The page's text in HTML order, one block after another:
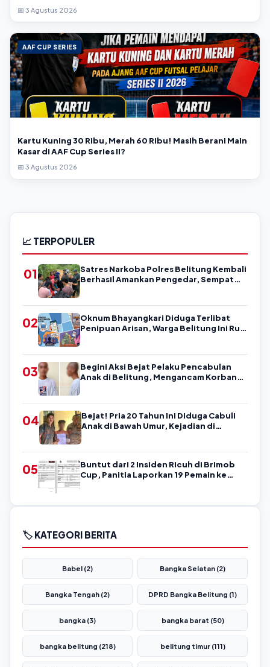
📅 3 Agustus 2026
AAF CUP SERIES
Kartu Kuning 30 Ribu, Merah 60 Ribu! Masih Berani Main
Kasar di AAF Cup Series II?
📅 3 Agustus 2026
📈 TERPOPULER
01
Satres Narkoba Polres Belitung Kembali
Berhasil Amankan Pengedar, Sempat
02
Oknum Bhayangkari Diduga Terlibat
Penipuan Arisan, Warga Belitung Ini Rugi
03
Begini Aksi Bejat Pelaku Pencabulan
Anak di Belitung, Mengancam Korban
04
Bejat! Pria 20 Tahun Ini Diduga Cabuli
Anak di Bawah Umur, Kejadian di
05
Buntut dari 2 Insiden Ricuh di Brimob
Cup, Panitia Laporkan 19 Pemain ke
🏷️ KATEGORI BERITA
Babel (2) Bangka Selatan (2)
Bangka Tengah (2) DPRD Bangka Belitung (1)
bangka (3) bangka barat (50)
bangka belitung (218) belitung timur (111)